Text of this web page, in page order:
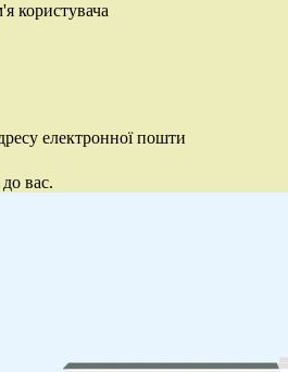
користувача
електронної пошти
вас.